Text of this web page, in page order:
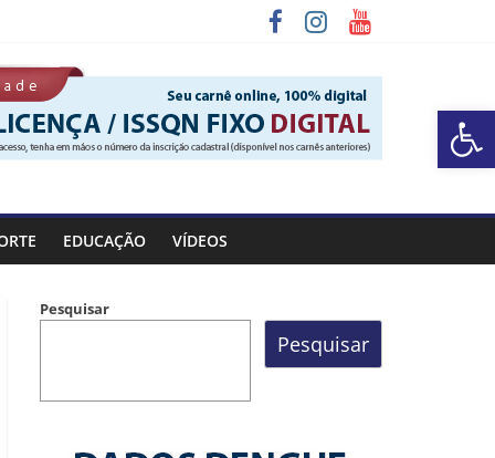
Barra de Ferramentas Aberta
EDUCAÇÃO VÍDEOS
Pesquisar
Pesquisar